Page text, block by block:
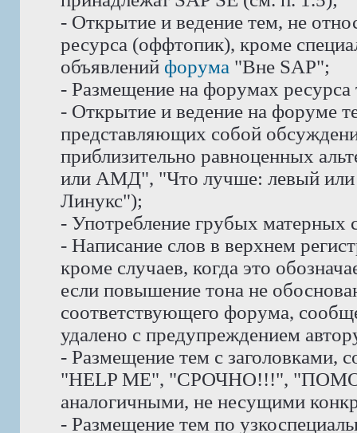
- Открытие и ведение тем, не
ресурса (оффтопик), кроме
объявлений форума "Вне SAP";
- Размещение на форумах
- Открытие и ведение на форуме
представляющих собой
приблизительно равноценных
или АМД", "Что лучше: левый или
Линукс");
- Употребление грубых матерных
- Написание слов в верхнем
кроме случаев, когда это
если повышение тона не
соответствующего форума,
удалено с предупреждением
- Размещение тем с заголовками,
"HELP ME", "СРОЧНО!!!",
аналогичными, не несущими
- Размещение тем по